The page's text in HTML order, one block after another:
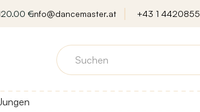
€info@dancemaster.at +43 1 4420855